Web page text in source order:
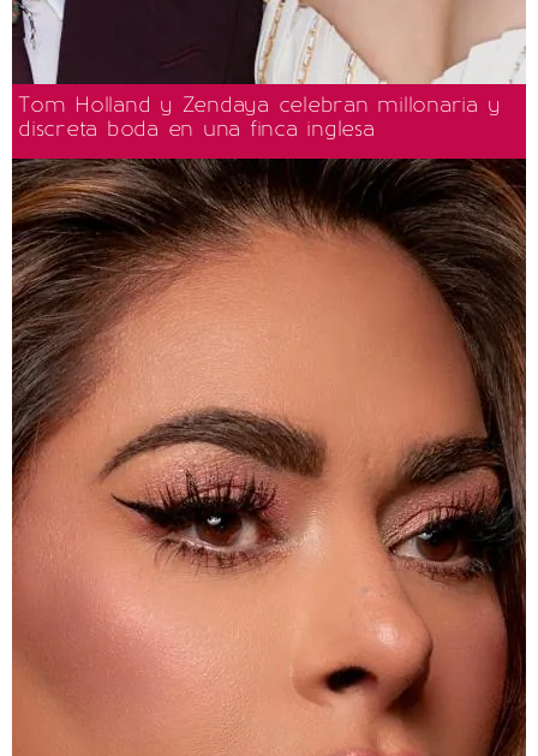
Tom Holland y Zendaya celebran millonaria y
discreta boda en una finca inglesa